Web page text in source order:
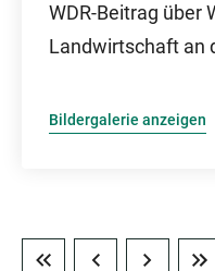
WDR-Beitrag über
Landwirtschaft an
Bildergalerie anzeigen